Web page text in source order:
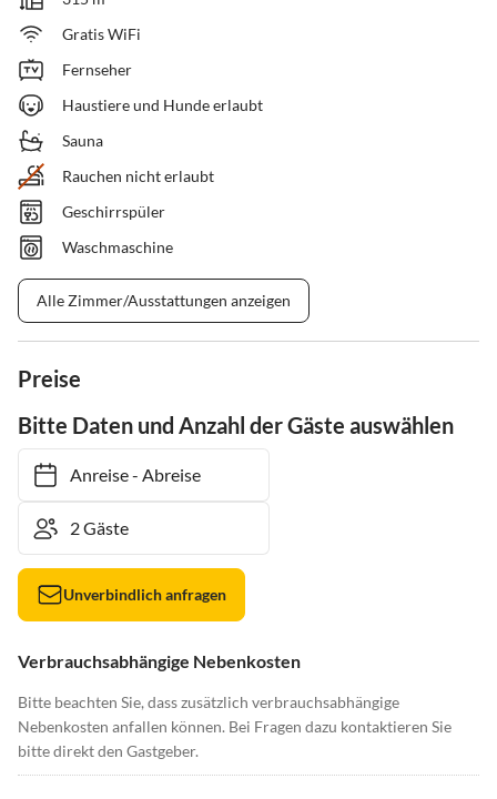
Gratis WiFi
Fernseher
Haustiere und Hunde erlaubt
Sauna
Rauchen nicht erlaubt
Geschirrspüler
Waschmaschine
Alle Zimmer/Ausstattungen anzeigen
Preise
Bitte Daten und Anzahl der Gäste auswählen
Anreise- Abreise
Unverbindlich anfragen
Verbrauchsabhängige Nebenkosten
Bitte beachten Sie, dass zusätzlich verbrauchsabhängige
Nebenkosten anfallen können. Bei Fragen dazu kontaktieren Sie
bitte direkt den Gastgeber.